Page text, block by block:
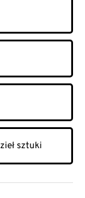
sztuki